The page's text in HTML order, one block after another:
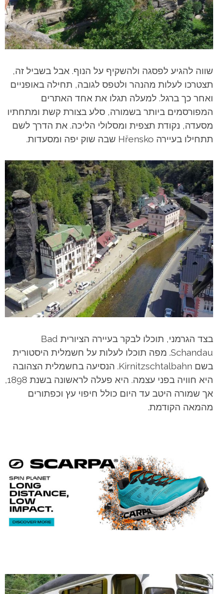
שווה להגיע לפסגה ולהשקיף על הנוף. אבל בשביל זה,
תצטרכו לעלות מהנהר ולטפס לגובה, תחילה באופניים
ואחר כך ברגל. למעלה תגלו את אחד האתרים
המפורסמים ביותר בשמורה, סלע בצורת קשת ומתחתיו
מסעדה, נקודת תצפית ומסלולי הליכה. את הדרך לשם
תתחילו בעיירה Hřensko שבה שוק יפה ומסעדות.
בצד הגרמני, תוכלו לבקר בעיירה הציורית Bad
Schandau. מפה תוכלו לעלות על חשמלית היסטורית
בשם Kirnitzschtalbahn. הנסיעה בחשמלית הצהובה
היא חוויה בפני עצמה. היא פעלה לראשונה בשנת 1898,
אך שמורה היטב עד היום כולל חיפוי עץ וכפתורים
מהמאה הקודמת.